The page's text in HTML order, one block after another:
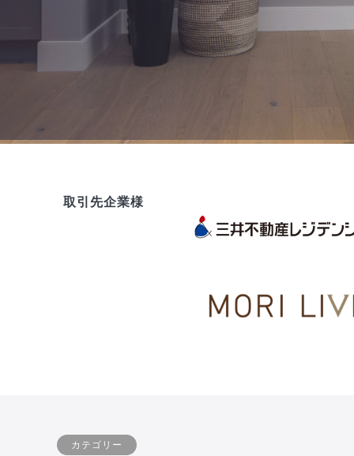
取引先企業様
カテゴリー